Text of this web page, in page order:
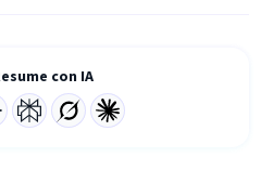
con IA